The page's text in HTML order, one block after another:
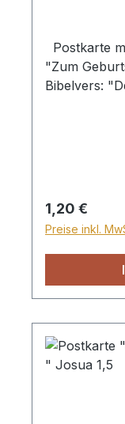
Postkarte
"Zum
Bibelvers:
Regulärer
1,20 €
Preise inkl.